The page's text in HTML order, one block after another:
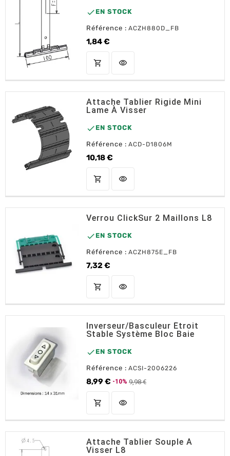
 EN STOCK
Référence : ACZH880D_FB
1,84 €
Prix
shopping_cart AJOUTER AU PANIER
visibility
Attache Tablier Rigide Mini
Lame À Visser
 EN STOCK
Référence : ACD-D1806M
10,18 €
Prix
shopping_cart AJOUTER AU PANIER
visibility
Verrou ClickSur 2 Maillons L8
 EN STOCK
Référence : ACZH875E_FB
7,32 €
Prix
shopping_cart AJOUTER AU PANIER
visibility
Inverseur/Basculeur Étroit
Stable Système Bloc Baie
 EN STOCK
Référence : ACSI-2006226
8,99 €
Prix de base
-10% 9,98 €
Prix
shopping_cart AJOUTER AU PANIER
visibility
Attache Tablier Souple À
Visser L8